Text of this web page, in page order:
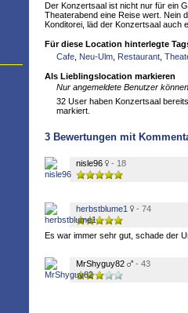
Der Konzertsaal ist nicht nur für ein
Theaterabend eine Reise wert. Nein
Konditorei, läd der Konzertsaal auch
Für diese Location hinterlegte
Cafe Neu-Ulm Restaurant
Als Lieblingslocation markieren
Nur angemeldete Benutzer
32 User haben Konzertsaal
markiert.
3 Bewertungen mit
nisle96 - 18
herbstblume1 - 74
Es war immer sehr gut, schade der
MrShyguy82 - 43